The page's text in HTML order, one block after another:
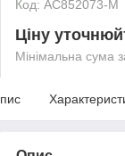
Код: AC852073-M
Ціну
Мінімальна сума